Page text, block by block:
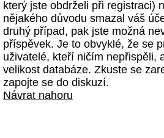
který jste obdrželi při registraci)
nějakého důvodu smazal váš
druhý případ, pak jste možná
příspěvek. Je to obvyklé, že se
uživatelé, kteří ničím nepřispěli,
velikost databáze. Zkuste se
zapojte se do diskuzí.
Návrat nahoru